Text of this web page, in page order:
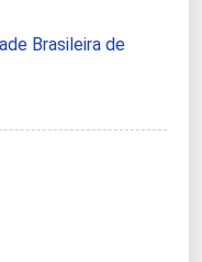
Brasileira de